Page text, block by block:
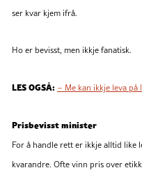
ser kvar kjem ifrå.
Ho er bevisst, men ikkje fanatisk.
LES OGSÅ: – Me kan ikkje leva på
Prisbevisst minister
For å handle rett er ikkje alltid like
kvarandre. Ofte vinn pris over